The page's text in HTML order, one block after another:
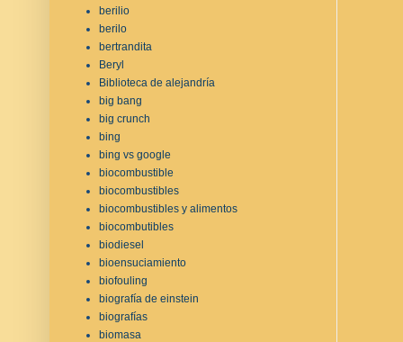
berilio
berilo
bertrandita
Beryl
Biblioteca de alejandría
big bang
big crunch
bing
bing vs google
biocombustible
biocombustibles
biocombustibles y alimentos
biocombutibles
biodiesel
bioensuciamiento
biofouling
biografía de einstein
biografías
biomasa